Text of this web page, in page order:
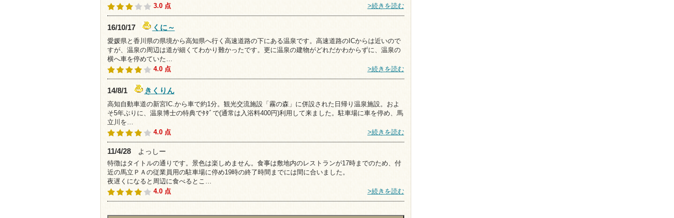
3.0 点
>続きを読む
16/10/17
くに～
愛媛県と香川県の県境から高知県へ行く高速道路の下にある温泉です。高速道路のICからは近いので
すが、温泉の周辺は道が細くてわかり難かったです。更に温泉の建物がどれだかわからずに、温泉の
横へ車を停めていた…
4.0 点
>続きを読む
14/8/1
きくりん
高知自動車道の新宮IC.から車で約1分。観光交流施設「霧の森」に併設された日帰り温泉施設。およ
そ5年ぶりに、温泉博士の特典でﾀﾀﾞで(通常は入浴料400円)利用して来ました。駐車場に車を停め、馬
立川を…
4.0 点
>続きを読む
11/4/28 よっしー
特徴はタイトルの通りです。景色は楽しめません。食事は敷地内のレストランが17時までのため、付
近の馬立ＰＡの従業員用の駐車場に停め19時の終了時間までには間に合いました。
夜遅くになると周辺に食べるとこ…
4.0 点
>続きを読む